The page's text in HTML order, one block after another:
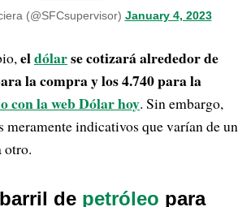
(@SFCsupervisor) January 4, 2023
eldólarse cotizará alrededor de
la compra y los 4.740 para la
con la web Dólar hoy. Sin embargo,
meramente indicativos que varían de un
otro.
de petróleo para